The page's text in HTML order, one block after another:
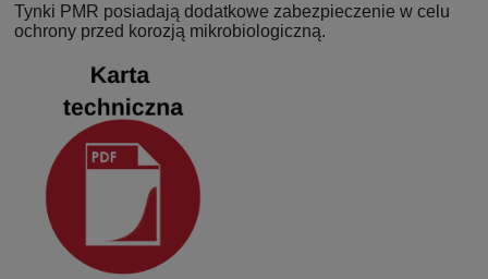
Tynki PMR posiadają dodatkowe zabezpieczenie w celu
ochrony przed korozją mikrobiologiczną.